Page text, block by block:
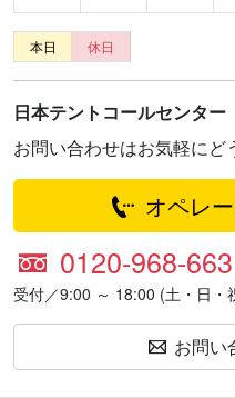
本日 休日
日本テントコールセンター
お問い合わせはお気軽にど
オペレ
0120-968-663
受付／9:00 ～ 18:00 (土・日・
お問い